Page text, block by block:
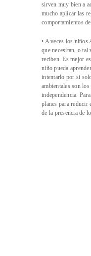
sirven muy bien a
mucho aplicar las
comportamientos
• A veces los niños
que necesitan, o tal
reciben. Es mejor
niño pueda
intentarlo por si
ambientales son
independencia.
planes para reducir
de la presencia de